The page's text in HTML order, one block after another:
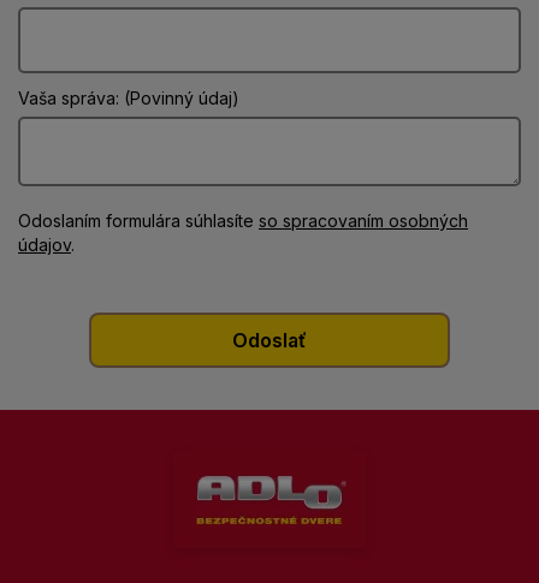
Vaša správa: (Povinný údaj)
Odoslaním formulára súhlasíte so spracovaním osobných
údajov.